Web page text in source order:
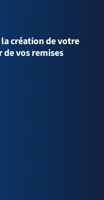
création de votre
vos remises